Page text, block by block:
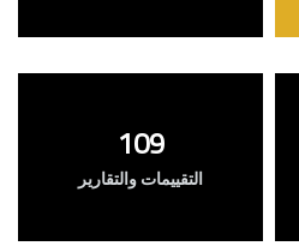
109
التقييمات والتقارير